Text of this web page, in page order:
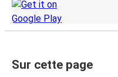
Sur cette page